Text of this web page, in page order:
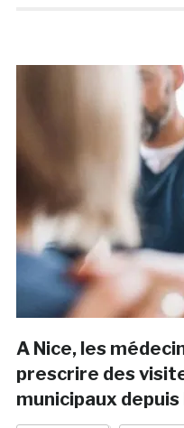
A Nice, les
prescrire des
municipaux